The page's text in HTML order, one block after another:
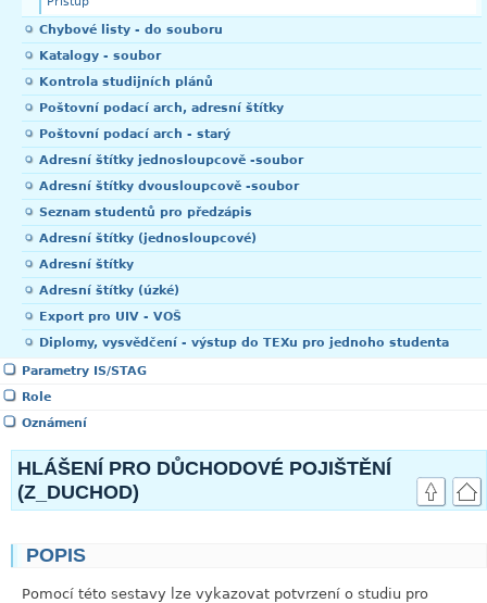
Chybové listy - do souboru
Katalogy - soubor
Kontrola studijních plánů
Poštovní podací arch, adresní štítky
Poštovní podací arch - starý
Adresní štítky jednosloupcově -soubor
Adresní štítky dvousloupcově -soubor
Seznam studentů pro předzápis
Adresní štítky (jednosloupcové)
Adresní štítky
Adresní štítky (úzké)
Export pro UIV - VOŠ
Diplomy, vysvědčení - výstup do TEXu pro jednoho studenta
Parametry IS/STAG
Role
Oznámení
HLÁŠENÍ PRO DŮCHODOVÉ POJIŠTĚNÍ
(Z_DUCHOD)
POPIS
Pomocí této sestavy lze vykazovat potvrzení o studiu pro